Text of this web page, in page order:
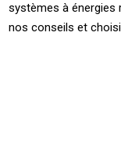
systèmes à énergies
nos conseils et